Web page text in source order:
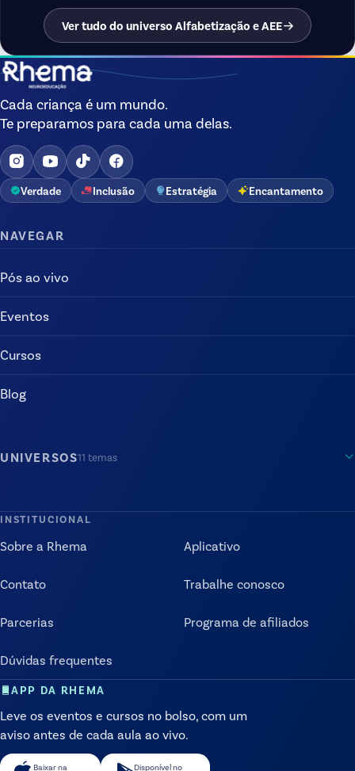
Ver tudo do universo Alfabetização e AEE
Cada criança é um mundo.
Te preparamos para cada uma delas.
Verdade Inclusão Estratégia Encantamento
NAVEGAR
Pós ao vivo
Eventos
Cursos
Blog
UNIVERSOS11 temas
INSTITUCIONAL
Sobre a Rhema Aplicativo
Contato Trabalhe conosco
Parcerias Programa de afiliados
Dúvidas frequentes
APP DA RHEMA
Leve os eventos e cursos no bolso, com um
aviso antes de cada aula ao vivo.
Baixar na Disponível no